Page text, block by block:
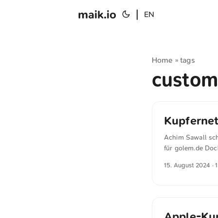
maik.io EN
Home »tags
Achim Sawall
für golem.de
vorweisen kann,
eigenen Tempo
15. August 2024 ·